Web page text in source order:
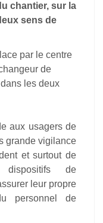
chantier, sur la
sens de
par le centre
de
les deux
aux usagers de
grande vigilance
et surtout de
dispositifs de
leur propre
personnel de